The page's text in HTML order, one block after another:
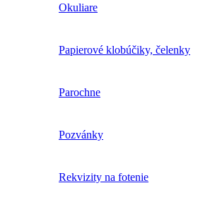
Okuliare
Papierové klobúčiky, čelenky
Parochne
Pozvánky
Rekvizity na fotenie